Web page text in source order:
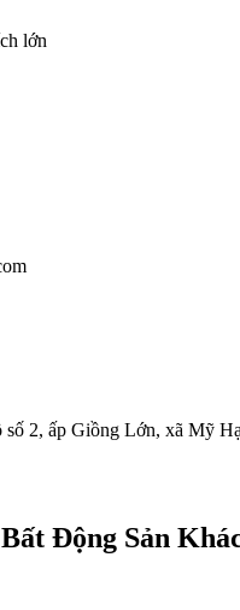
lớn
số 2, ấp Giồng Lớn, xã Mỹ
Động Sản